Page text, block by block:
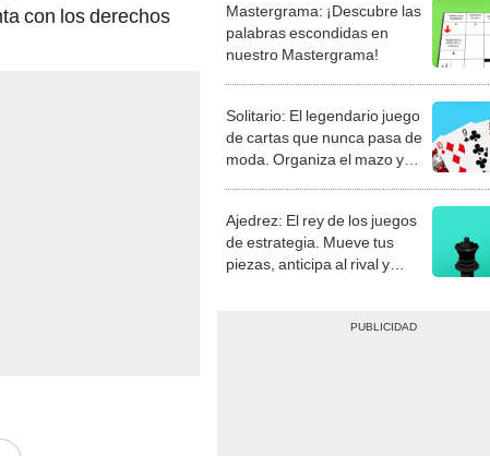
con los derechos
Mastergrama: ¡Descubre las
palabras escondidas en
nuestro Mastergrama!
Solitario: El legendario juego
de cartas que nunca pasa de
moda. Organiza el mazo y
Ajedrez: El rey de los juegos
de estrategia. Mueve tus
piezas, anticipa al rival y